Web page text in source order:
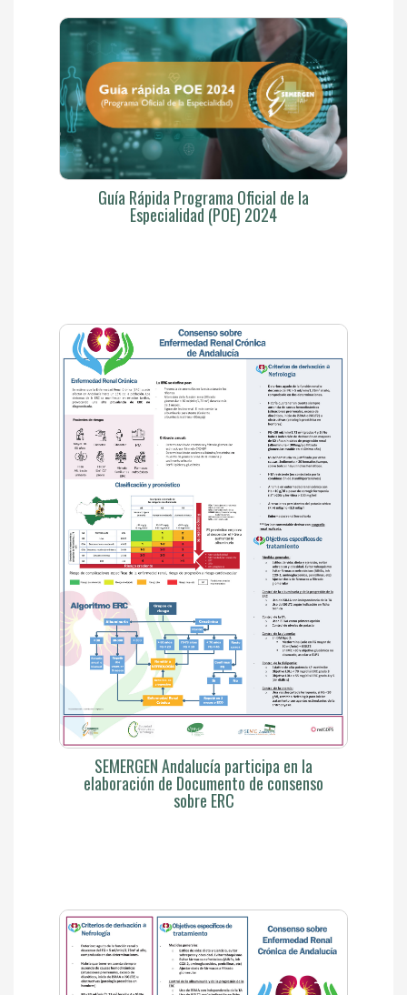
Guía Rápida Programa Oficial de la
Especialidad (POE) 2024
SEMERGEN Andalucía participa en la
elaboración de Documento de consenso
sobre ERC